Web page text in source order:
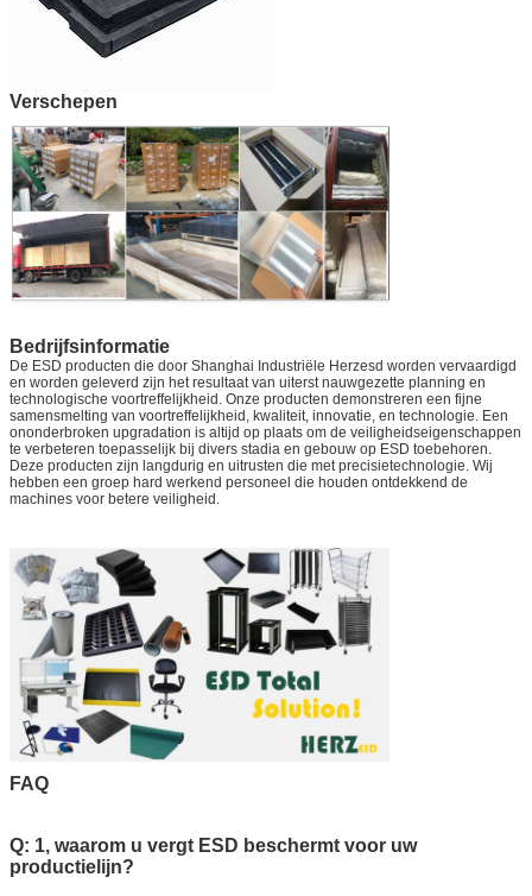
Verschepen
Bedrijfsinformatie
De ESD producten die door Shanghai Industriële Herzesd worden vervaardigd
en worden geleverd zijn het resultaat van uiterst nauwgezette planning en
technologische voortreffelijkheid. Onze producten demonstreren een fijne
samensmelting van voortreffelijkheid, kwaliteit, innovatie, en technologie. Een
ononderbroken upgradation is altijd op plaats om de veiligheidseigenschappen
te verbeteren toepasselijk bij divers stadia en gebouw op ESD toebehoren.
Deze producten zijn langdurig en uitrusten die met precisietechnologie. Wij
hebben een groep hard werkend personeel die houden ontdekkend de
machines voor betere veiligheid.
FAQ
Q: 1, waarom u vergt ESD beschermt voor uw
productielijn?